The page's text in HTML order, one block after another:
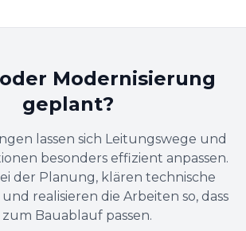
Modernisierung
geplant?
lassen sich Leitungswege und
besonders effizient anpassen.
der Planung, klären technische
realisieren die Arbeiten so, dass
zum Bauablauf passen.